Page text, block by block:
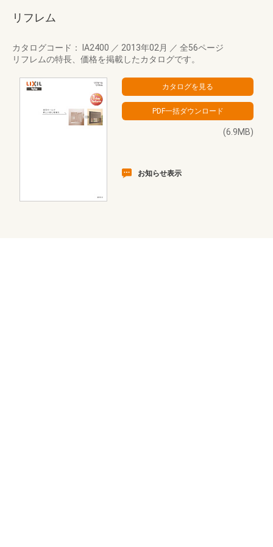
リフレム
カタログコード： IA2400 ／ 2013年02月 ／ 全56ページ
リフレムの特長、価格を掲載したカタログです。
(6.9MB)
お知らせ表示